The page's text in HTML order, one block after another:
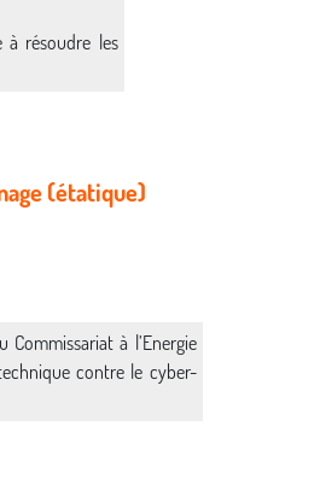
à résoudre les
(étatique)
à l’Energie
contre le cyber-